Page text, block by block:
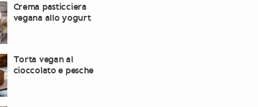
Crema pasticciera
vegana allo yogurt
Torta vegan al
cioccolato e pesche